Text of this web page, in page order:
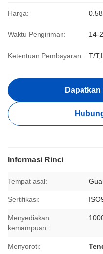
Harga: 0.58
Waktu Pengiriman: 14-
Ketentuan Pembayaran: T/
Dapatkan
Informasi Rinci
Tempat asal:
Sertifikasi:
Menyediakan
kemampuan:
Menyoroti: